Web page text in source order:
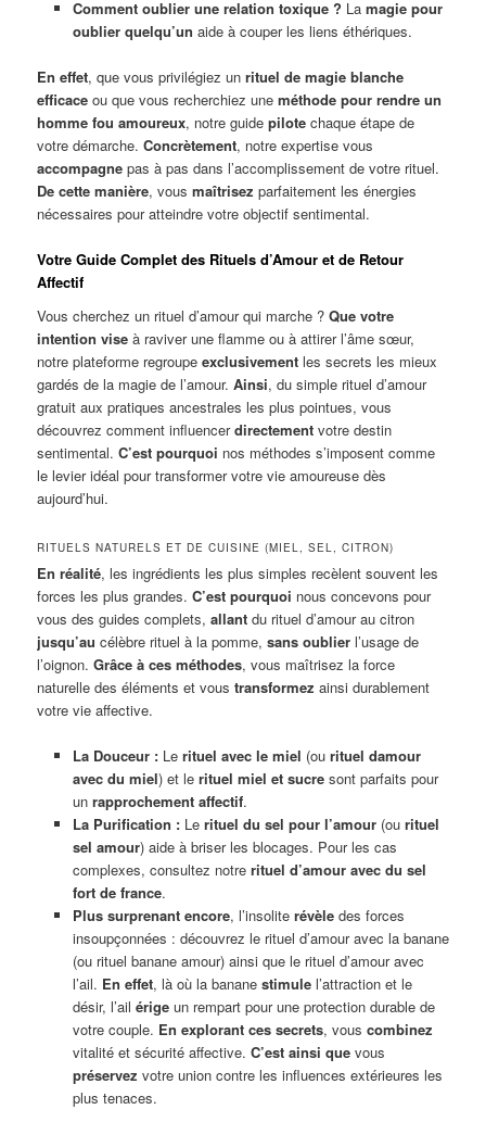
Comment oublier une relation toxique ? La magie pour
oublier quelqu’un aide à couper les liens éthériques.
En effet, que vous privilégiez unrituel de magie blanche
efficace ou que vous recherchiez uneméthode pour rendre un
homme fou amoureux, notre guidepilote chaque étape de
votre démarche.Concrètement, notre expertise vous
accompagne pas à pas dans l’accomplissement de votre rituel.
De cette manière, vousmaîtrisez parfaitement les énergies
nécessaires pour atteindre votre objectif sentimental.
Votre Guide Complet des Rituels d’Amour et de Retour
Affectif
Vous cherchez un rituel d’amour qui marche ?Que votre
intention vise à raviver une flamme ou à attirer l’âme sœur,
notre plateforme regroupeexclusivement les secrets les mieux
gardés de la magie de l’amour.Ainsi, du simple rituel d’amour
gratuit aux pratiques ancestrales les plus pointues, vous
découvrez comment influencerdirectement votre destin
sentimental.C’est pourquoi nos méthodes s’imposent comme
le levier idéal pour transformer votre vie amoureuse dès
aujourd’hui.
RITUELS NATURELS ET DE CUISINE (MIEL, SEL, CITRON)
En réalité, les ingrédients les plus simples recèlent souvent les
forces les plus grandes.C’est pourquoi nous concevons pour
vous des guides complets,allant du rituel d’amour au citron
jusqu’au célèbre rituel à la pomme,sans oublier l’usage de
l’oignon.Grâce à ces méthodes, vous maîtrisez la force
naturelle des éléments et voustransformez ainsi durablement
votre vie affective.
La Douceur :Le rituel avec le miel (ou rituel damour
avec du miel) et le rituel miel et sucresont parfaits pour
un rapprochement affectif.
La Purification :Le rituel du sel pour l’amour(ou rituel
sel amour) aide à briser les blocages. Pour les cas
complexes, consultez notre rituel d’amour avec du sel
fort de france.
Plus surprenant encore, l’insolite révèledes forces
insoupçonnées : découvrez le rituel d’amour avec la banane
(ou rituel banane amour) ainsi que le rituel d’amour avec
l’ail. En effet, là où la banane stimulel’attraction et le
désir, l’ail érigeun rempart pour une protection durable de
votre couple. En explorant ces secrets, vous combinez
vitalité et sécurité affective. C’est ainsi quevous
préservez votre union contre les influences extérieures les
plus tenaces.